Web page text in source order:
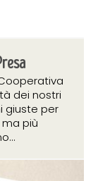
dei nostri
giuste per
più